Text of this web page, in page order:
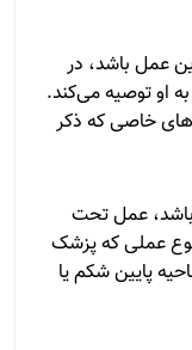
عمل باشد، در
او توصیه می‌کند.
خاصی که ذکر
باشد، عمل تحت
عملی که پزشک
پایین شکم یا